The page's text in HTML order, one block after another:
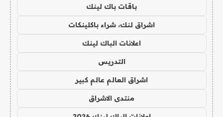
باقات باك لينك
اشراق لنك، شراء باكلينكات
اعلانات الباك لينك
التدريس
اشراق العالم عالم كبير
منتدى الاشراق